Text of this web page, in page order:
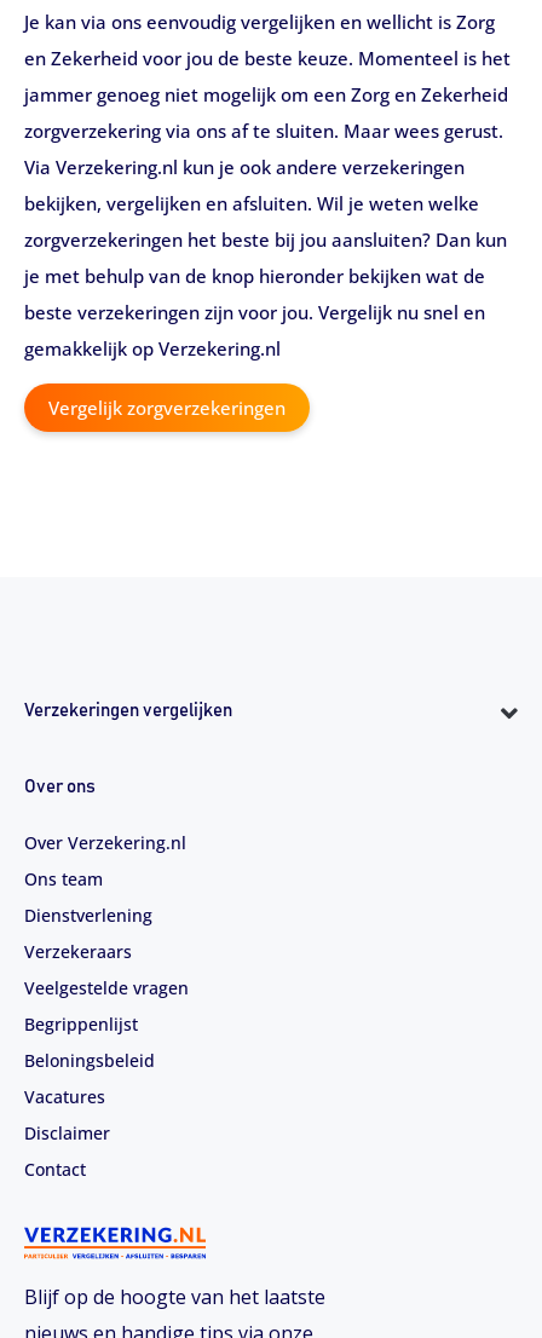
Je kan via ons eenvoudig vergelijken en wellicht is Zorg
en Zekerheid voor jou de beste keuze. Momenteel is het
jammer genoeg niet mogelijk om een Zorg en Zekerheid
zorgverzekering via ons af te sluiten. Maar wees gerust.
Via Verzekering.nl kun je ook andere verzekeringen
bekijken, vergelijken en afsluiten. Wil je weten welke
zorgverzekeringen het beste bij jou aansluiten? Dan kun
je met behulp van de knop hieronder bekijken wat de
beste verzekeringen zijn voor jou. Vergelijk nu snel en
gemakkelijk op Verzekering.nl
Vergelijk zorgverzekeringen
Blijf op de hoogte van het laatste
Verzekeringen vergelijken
Over ons
Over Verzekering.nl
Ons team
Dienstverlening
Verzekeraars
Veelgestelde vragen
Begrippenlijst
Beloningsbeleid
Vacatures
Disclaimer
Contact